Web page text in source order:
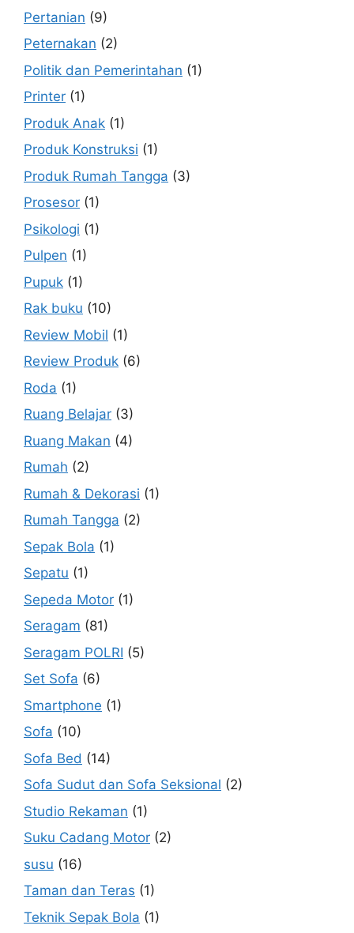
Pertanian (9)
Peternakan (2)
Politik dan Pemerintahan (1)
Printer (1)
Produk Anak (1)
Produk Konstruksi (1)
Produk Rumah Tangga (3)
Prosesor (1)
Psikologi (1)
Pulpen (1)
Pupuk (1)
Rak buku (10)
Review Mobil (1)
Review Produk (6)
Roda (1)
Ruang Belajar (3)
Ruang Makan (4)
Rumah (2)
Rumah & Dekorasi (1)
Rumah Tangga (2)
Sepak Bola (1)
Sepatu (1)
Sepeda Motor (1)
Seragam (81)
Seragam POLRI (5)
Set Sofa (6)
Smartphone (1)
Sofa (10)
Sofa Bed (14)
Sofa Sudut dan Sofa Seksional (2)
Studio Rekaman (1)
Suku Cadang Motor (2)
susu (16)
Taman dan Teras (1)
Teknik Sepak Bola (1)